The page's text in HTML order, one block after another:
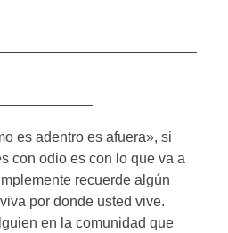
es adentro es afuera», si
con odio es con lo que va a
recuerde algún
por donde usted vive.
en la comunidad que